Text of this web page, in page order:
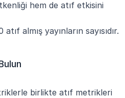
hem de atıf etkisini
atıf almış yayınların sayısıdır.
birlikte atıf metrikleri